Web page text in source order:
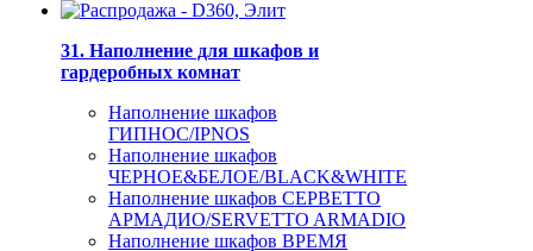
31. Наполнение для шкафов и
гардеробных комнат
Наполнение шкафов
ГИПНОС/IPNOS
Наполнение шкафов
ЧЕРНОЕ&БЕЛОЕ/BLACK&WHITE
Наполнение шкафов СЕРВЕТТО
АРМАДИО/SERVETTO ARMADIO
Наполнение шкафов ВРЕМЯ